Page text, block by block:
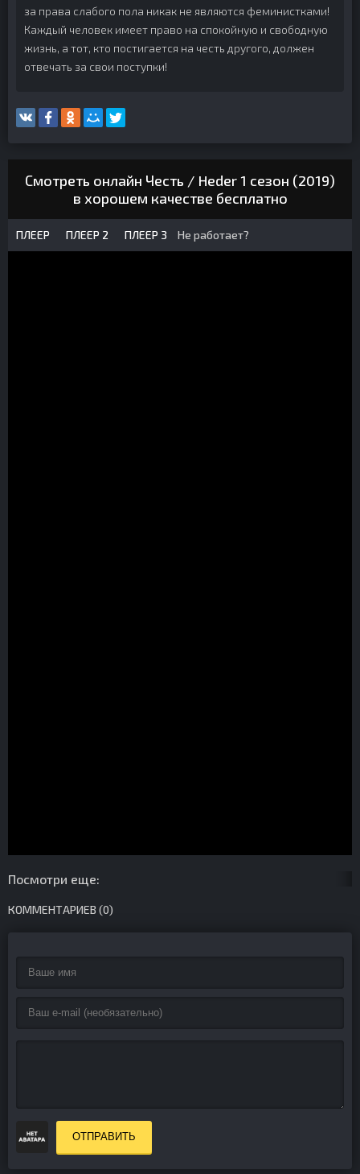
за права слабого пола никак не являются феминистками!
Каждый человек имеет право на спокойную и свободную
жизнь, а тот, кто постигается на честь другого, должен
отвечать за свои поступки!
Смотреть онлайн Честь / Heder 1 сезон (2019)
в хорошем качестве бесплатно
ПЛЕЕР ПЛЕЕР 2 ПЛЕЕР 3 Не работает?
Посмотри еще:
КОММЕНТАРИЕВ (0)
ОТПРАВИТЬ